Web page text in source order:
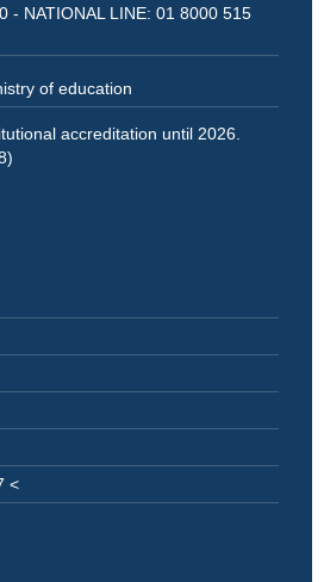
- NATIONAL LINE: 01 8000 515
of education
accreditation until 2026.
<